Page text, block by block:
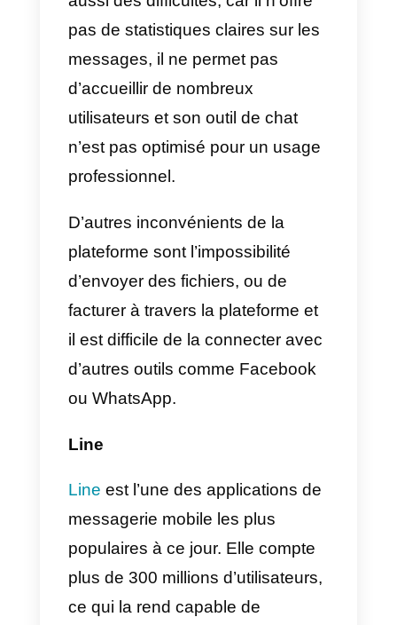
créer des bots et de modifier les
groupes et les chats à votre
guise. Cette fonctionnalité a
connu un grand succès car elle a
permis à plusieurs entreprises de
des bots pour répondre aux
questions fréquemment posées.
C’est ainsi que cette application
devient une alternative très
intéressante à WhatsApp.
qui l’utilisent est beaucoup plus
faible que celui de WhatsApp, ce
qui constitue un gros
inconvénient pour les ventes et le